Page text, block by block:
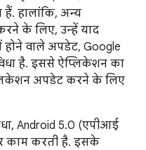
हालांकि, अन्य
के लिए, उन्हें याद
वाले अपडेट, Google
है. इससे ऐप्लिकेशन का
अपडेट करने के लिए
Android 5.0 (एपीआई
काम करती है. इसके